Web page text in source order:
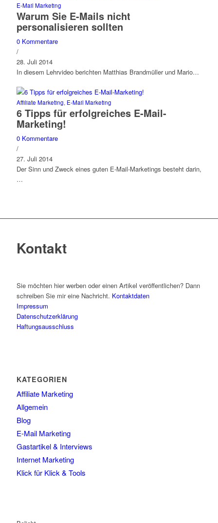
E-Mail Marketing
Warum Sie E-Mails nicht
personalisieren sollten
0 Kommentare
/
28. Juli 2014
In diesem Lehrvideo berichten Matthias Brandmüller und Mario…
Affiliate Marketing, E-Mail Marketing
6 Tipps für erfolgreiches E-Mail-
Marketing!
0 Kommentare
/
27. Juli 2014
Der Sinn und Zweck eines guten E-Mail-Marketings besteht darin,
…
Kontakt
Sie möchten hier werben oder einen Artikel veröffentlichen? Dann
schreiben Sie mir eine Nachricht. Kontaktdaten
Impressum
Datenschutzerklärung
Haftungsausschluss
KATEGORIEN
Affiliate Marketing
Allgemein
Blog
E-Mail Marketing
Gastartikel & Interviews
Internet Marketing
Klick für Klick & Tools